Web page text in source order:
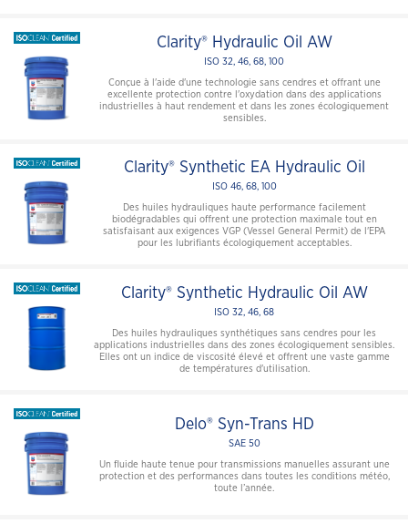
Clarity® Hydraulic Oil AW
ISO 32, 46, 68, 100
Conçue à l'aide d'une technologie sans cendres et offrant une
excellente protection contre l'oxydation dans des applications
industrielles à haut rendement et dans les zones écologiquement
sensibles.
Clarity® Synthetic EA Hydraulic Oil
ISO 46, 68, 100
Des huiles hydrauliques haute performance facilement
biodégradables qui offrent une protection maximale tout en
satisfaisant aux exigences VGP (Vessel General Permit) de l'EPA
pour les lubrifiants écologiquement acceptables.
Clarity® Synthetic Hydraulic Oil AW
ISO 32, 46, 68
Des huiles hydrauliques synthétiques sans cendres pour les
applications industrielles dans des zones écologiquement sensibles.
Elles ont un indice de viscosité élevé et offrent une vaste gamme
de températures d'utilisation.
Delo® Syn-Trans HD
SAE 50
Un fluide haute tenue pour transmissions manuelles assurant une
protection et des performances dans toutes les conditions météo,
toute l’année.